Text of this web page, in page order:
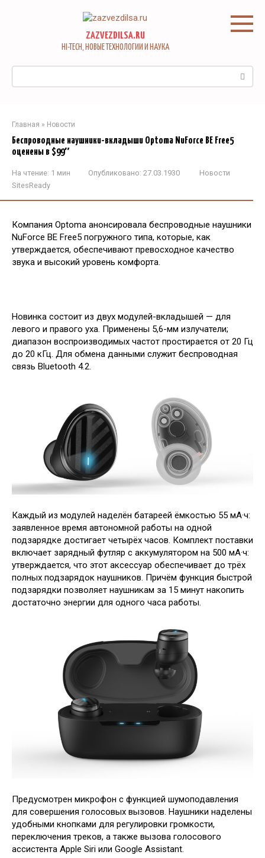
ZAZVEZDILSA.RU
HI-TECH, НОВЫЕ ТЕХНОЛОГИИ И НАУКА
Главная » Новости
Беспроводные наушники-вкладыши Optoma NuForce BE Free5
оценены в $99″
На чтение: 1 мин Опубликовано: 27.03.1930
Новости
SitesReady
Компания Optoma анонсировала беспроводные наушники
NuForce BE Free5 погружного типа, которые, как
утверждается, обеспечивают превосходное качество
звука и высокий уровень комфорта.
Новинка состоит из двух модулей-вкладышей — для
левого и правого уха. Применены 5,6-мм излучатели;
диапазон воспроизводимых частот простирается от 20 Гц
до 20 кГц. Для обмена данными служит беспроводная
связь Bluetooth 4.2.
Каждый из модулей наделён батареей ёмкостью 55 мА·ч:
заявленное время автономной работы на одной
подзарядке достигает четырёх часов. Комплект поставки
включает зарядный футляр с аккумулятором на 500 мА·ч:
утверждается, что этот аксессуар обеспечивает до трёх
полных подзарядок наушников. Причём функция быстрой
подзарядки позволяет наушникам за 15 минут накопить
достаточно энергии для одного часа работы.
Предусмотрен микрофон с функцией шумоподавления
для совершения голосовых вызовов. Наушники наделены
удобными кнопками для регулировки громкости,
переключения треков, а также вызова голосового
ассистента Apple Siri или Google Assistant.